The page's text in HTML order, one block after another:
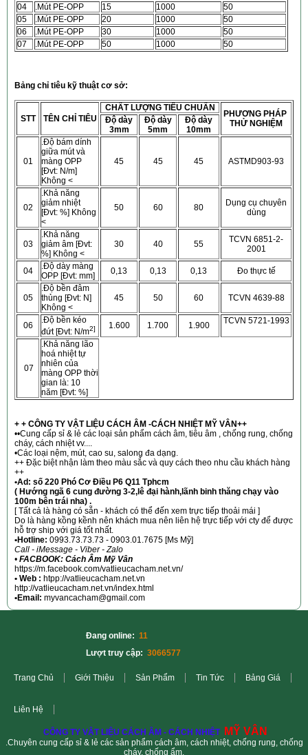
04
.Mút PE-OPP 15 1000
50
05
.Mút PE-OPP 20 1000
50
06
.Mút PE-OPP 30 1000
50
07
.Mút PE-OPP 50 1000 50
Bảng chỉ tiêu kỹ thuật cơ sở:
STT TÊN CHỈ TIÊU
CHẤT LƯỢNG TIÊU CHUẨN
PHƯƠNG PHÁP
THỬ NGHIỆM
Độ dày
3mm
Độ dày
5mm
Độ dày
10mm
01
.Độ bám dính
giữa mút và
màng OPP
[Đvt: N/m]
Không <
45 45 45 ASTMD903-93
02
.Khả năng
giảm nhiệt
[Đvt: %] Không
<
50 60 80
Dụng cụ chuyên
dùng
03
.Khả năng
giảm âm [Đvt:
%] Không <
30 40 55 TCVN 6851-2-
2001
04
.Độ dày màng
OPP [Đvt: mm]
0,13 0,13 0,13 Đo thực tế
05
.Độ bền đâm
thủng [Đvt: N]
Không <
45 50 60 TCVN 4639-88
06
.Độ bền kéo
đứt [Đvt: N/m2] 1.600 1.700 1.900 TCVN 5721-1993
07
.Khả năng lão
hoá nhiệt tự
nhiên của
màng OPP thời
gian là: 10
năm [Đvt: %]
+ + CÔNG TY VẬT LIỆU CÁCH ÂM -CÁCH NHIỆT MỸ VÂN++
••Cung cấp sỉ & lẻ các loại sản phẩm cách âm, tiêu âm , chống rung, chống
cháy, cách nhiệt vv....
•Các loại nệm, mút, cao su, salong đa dạng.
++ Đặc biệt nhận làm theo màu sắc và quy cách theo nhu cầu khách hàng
++
•Ad: số 220 Phó Cơ Điều P6 Q11 Tphcm
( Hướng ngã 6 cung đường 3-2,lê đại hành,lãnh binh thăng chạy vào
100m bên trái nha) .
[ Tất cả là hàng có sẵn - khách có thể đến xem trực tiếp thoải mái ]
Do là hàng kồng kềnh nên khách mua nên liên hệ trực tiếp với cty để được
hỗ trợ ship với giá tốt nhất.
•Hotline: 0993.73.73.73 - 0903.01.7675 [Ms Mỹ]
Call - iMessage - Viber - Zalo
• FACBOOK: Cách Âm Mỹ Vân
https://m.facebook.com/vatlieucacham.net.vn/
• Web : htpp://vatlieucacham.net.vn
http://vatlieucacham.net.vn/index.html
•Email: myvancacham@gmail.com
Đang online: 11
Lượt truy cập: 3066577
Trang Chủ Giới Thiệu Sản Phẩm Tin Tức Bảng Giá
Liên Hệ
CÔNG TY VẬT LIỆU CÁCH ÂM - CÁCH NHIỆT MỸ VÂN
.Chuyên cung cấp sỉ & lẻ các sản phẩm cách âm, cách nhiệt, chống rung, chống
cháy, chống ẩm.